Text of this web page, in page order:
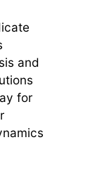
and
for